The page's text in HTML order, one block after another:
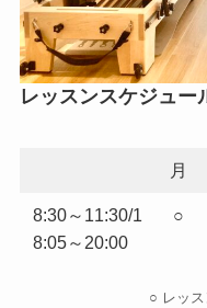
レッスンスケジュー
月
8:30～11:30/1
8:05～20:00
○
○ レッ